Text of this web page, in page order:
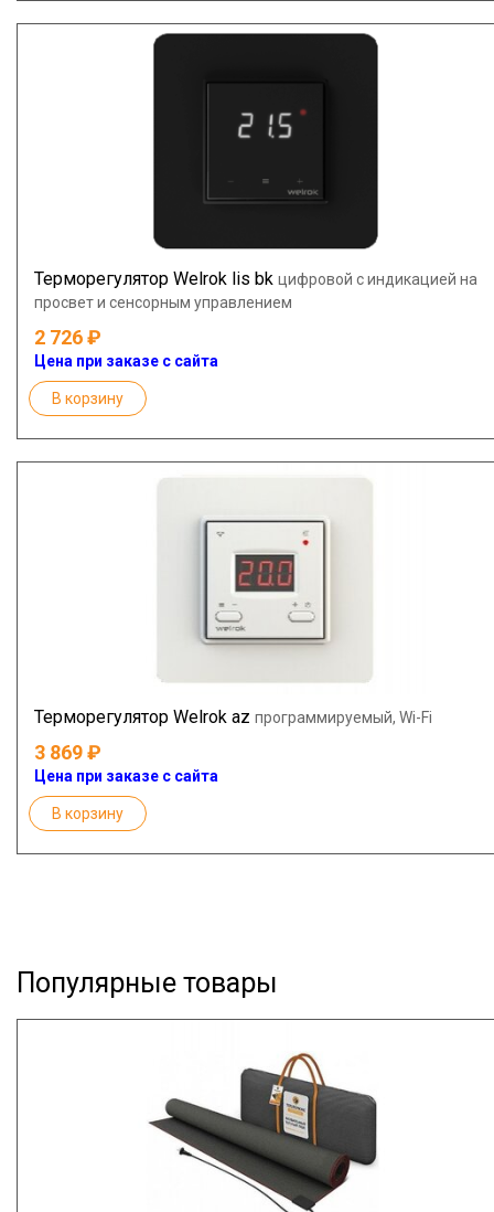
Терморегулятор Welrok lis bk цифровой с индикацией на
просвет и сенсорным управлением
2 726
Цена при заказе с сайта
В корзину
Терморегулятор Welrok az программируемый, Wi-Fi
3 869
Цена при заказе с сайта
В корзину
Популярные товары